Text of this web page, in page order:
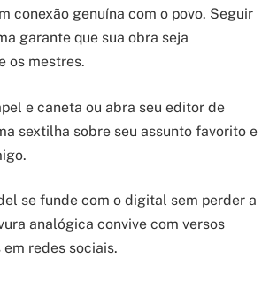
conexão genuína com o povo. Seguir
garante que sua obra seja
os mestres.
e caneta ou abra seu editor de
sextilha sobre seu assunto favorito e
se funde com o digital sem perder a
analógica convive com versos
redes sociais.